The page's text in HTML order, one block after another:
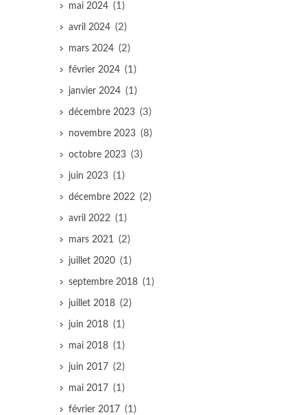
mai 2024 (1)
avril 2024 (2)
mars 2024 (2)
février 2024 (1)
janvier 2024 (1)
décembre 2023 (3)
novembre 2023 (8)
octobre 2023 (3)
juin 2023 (1)
décembre 2022 (2)
avril 2022 (1)
mars 2021 (2)
juillet 2020 (1)
septembre 2018 (1)
juillet 2018 (2)
juin 2018 (1)
mai 2018 (1)
juin 2017 (2)
mai 2017 (1)
février 2017 (1)